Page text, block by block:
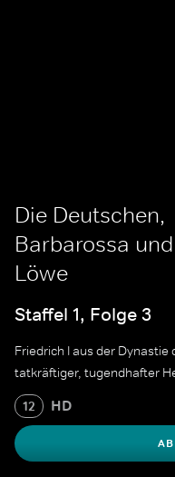
Die Deutschen,
Barbarossa
Löwe
Staffel 1, Folge 3
Friedrich I aus der
tatkräftiger, tugendhafter
12 HD